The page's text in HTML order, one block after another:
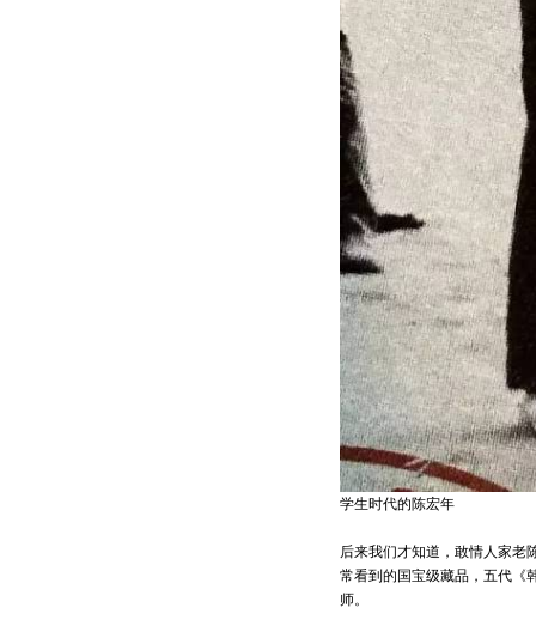
学生时代的陈宏年
后来我们才知道，敢情人家老
常看到的国宝级藏品，五代《
师。